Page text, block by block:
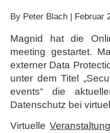
By Peter Blach | Februar
Magnid hat die
meeting gestartet.
externer Data
unter dem Titel
events“ die
Datenschutz bei
Virtuelle